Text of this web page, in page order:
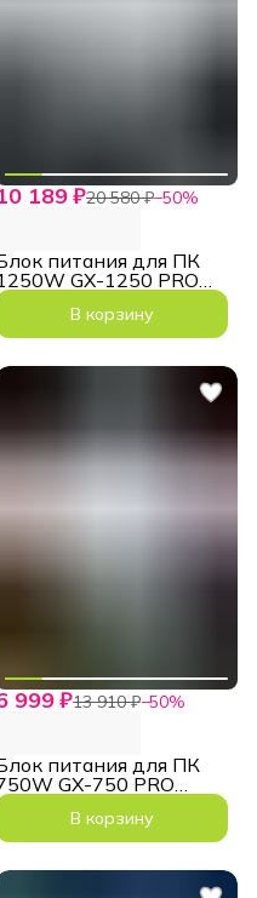
189 ₽20 580 ₽−50%
питания для ПК
GX-1250 PRO
White
В корзину
999 ₽13 910 ₽−50%
питания для ПК
GX-750 PRO
GOLD
12VHPWRВ корзину